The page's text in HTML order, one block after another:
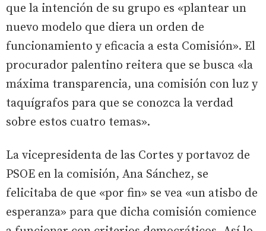
que la intención de su grupo es «plantear un
nuevo modelo que diera un orden de
funcionamiento y eficacia a esta Comisión». El
procurador palentino reitera que se busca «la
máxima transparencia, una comisión con luz y
taquígrafos para que se conozca la verdad
sobre estos cuatro temas».
La vicepresidenta de las Cortes y portavoz de
PSOE en la comisión, Ana Sánchez, se
felicitaba de que «por fin» se vea «un atisbo de
esperanza» para que dicha comisión comience